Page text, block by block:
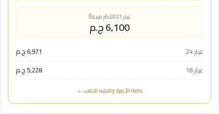
عيار 21 (الأكثر مبيعاً)
6,100 ج.م
عيار 24
6,971 ج.م
عيار 18
5,228 ج.م
كافة الأعيرة والجنيه الذهب ←